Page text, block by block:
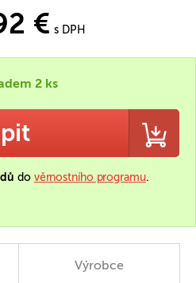
€ s DPH
2 ks
do věrnostního programu.
Výrobce